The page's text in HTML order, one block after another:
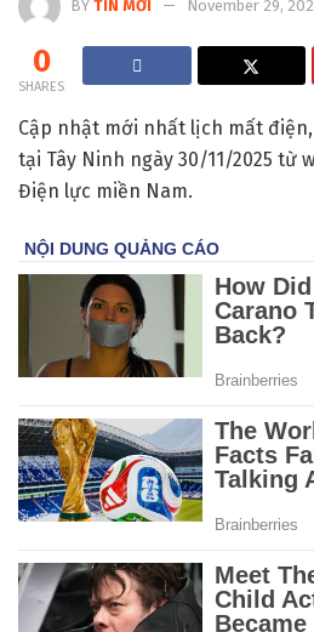
BY TIN MỚI November 29,
0
SHARES
Cập nhật mới nhất lịch mất
tại Tây Ninh ngày 30/11/2025 từ
Điện lực miền Nam.